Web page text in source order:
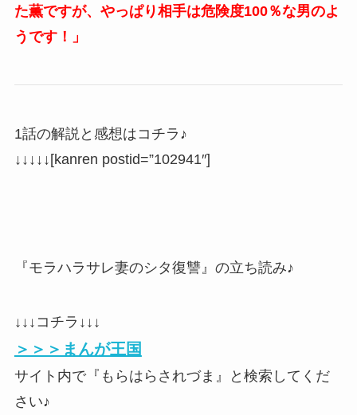
た薫ですが、やっぱり相手は危険度100％な男のよ
うです！」
1話の解説と感想はコチラ♪
↓↓↓↓↓ [kanren postid=”102941″]
『モラハラサレ妻のシタ復讐』の立ち読み♪
↓↓↓コチラ↓↓↓
＞＞＞まんが王国
サイト内で『もらはらされづま』と検索してくだ
さい♪